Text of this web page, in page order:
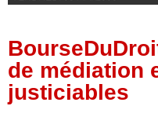
de médiation
justiciables